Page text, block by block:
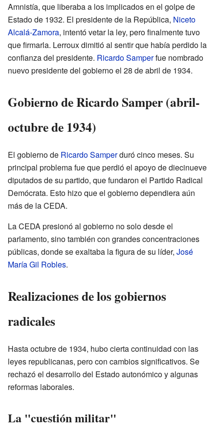
Amnistía, que liberaba a los implicados en el golpe de
Estado de 1932. El presidente de la República, Niceto
Alcalá-Zamora, intentó vetar la ley, pero finalmente tuvo
que firmarla. Lerroux dimitió al sentir que había perdido la
confianza del presidente. Ricardo Samperfue nombrado
nuevo presidente del gobierno el 28 de abril de 1934.
Gobierno de Ricardo Samper (abril-
octubre de 1934)
El gobierno de Ricardo Samperduró cinco meses. Su
principal problema fue que perdió el apoyo de diecinueve
diputados de su partido, que fundaron el Partido Radical
Demócrata. Esto hizo que el gobierno dependiera aún
más de la CEDA.
La CEDA presionó al gobierno no solo desde el
parlamento, sino también con grandes concentraciones
públicas, donde se exaltaba la figura de su líder, José
María Gil Robles.
Realizaciones de los gobiernos
radicales
Hasta octubre de 1934, hubo cierta continuidad con las
leyes republicanas, pero con cambios significativos. Se
rechazó el desarrollo del Estado autonómico y algunas
reformas laborales.
La "cuestión militar"